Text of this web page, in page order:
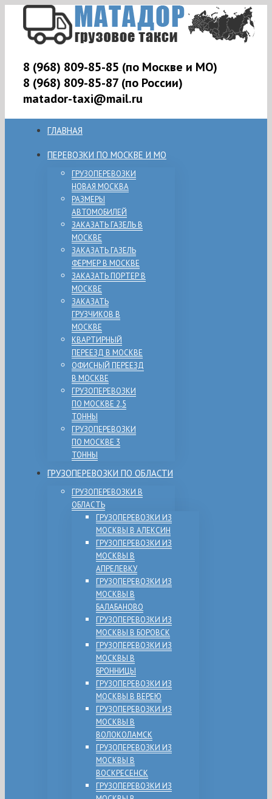
8 (968) 809-85-85 (по Москве и МО)
8 (968) 809-85-87 (по России)
matador-taxi@mail.ru
ГЛАВНАЯ
ПЕРЕВОЗКИ ПО МОСКВЕ И МО
ГРУЗОПЕРЕВОЗКИ
НОВАЯ МОСКВА
РАЗМЕРЫ
АВТОМОБИЛЕЙ
ЗАКАЗАТЬ ГАЗЕЛЬ В
МОСКВЕ
ЗАКАЗАТЬ ГАЗЕЛЬ
ФЕРМЕР В МОСКВЕ
ЗАКАЗАТЬ ПОРТЕР В
МОСКВЕ
ЗАКАЗАТЬ
ГРУЗЧИКОВ В
МОСКВЕ
КВАРТИРНЫЙ
ПЕРЕЕЗД В МОСКВЕ
ОФИСНЫЙ ПЕРЕЕЗД
В МОСКВЕ
ГРУЗОПЕРЕВОЗКИ
ПО МОСКВЕ 2,5
ТОННЫ
ГРУЗОПЕРЕВОЗКИ
ПО МОСКВЕ 3
ТОННЫ
ГРУЗОПЕРЕВОЗКИ ПО ОБЛАСТИ
ГРУЗОПЕРЕВОЗКИ В
ОБЛАСТЬ
ГРУЗОПЕРЕВОЗКИ ИЗ
МОСКВЫ В АЛЕКСИН
ГРУЗОПЕРЕВОЗКИ ИЗ
МОСКВЫ В
АПРЕЛЕВКУ
ГРУЗОПЕРЕВОЗКИ ИЗ
МОСКВЫ В
БАЛАБАНОВО
ГРУЗОПЕРЕВОЗКИ ИЗ
МОСКВЫ В БОРОВСК
ГРУЗОПЕРЕВОЗКИ ИЗ
МОСКВЫ В
БРОННИЦЫ
ГРУЗОПЕРЕВОЗКИ ИЗ
МОСКВЫ В ВЕРЕЮ
ГРУЗОПЕРЕВОЗКИ ИЗ
МОСКВЫ В
ВОЛОКОЛАМСК
ГРУЗОПЕРЕВОЗКИ ИЗ
МОСКВЫ В
ВОСКРЕСЕНСК
ГРУЗОПЕРЕВОЗКИ ИЗ